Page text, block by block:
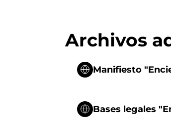
Archivos
Manifiesto
Bases legales